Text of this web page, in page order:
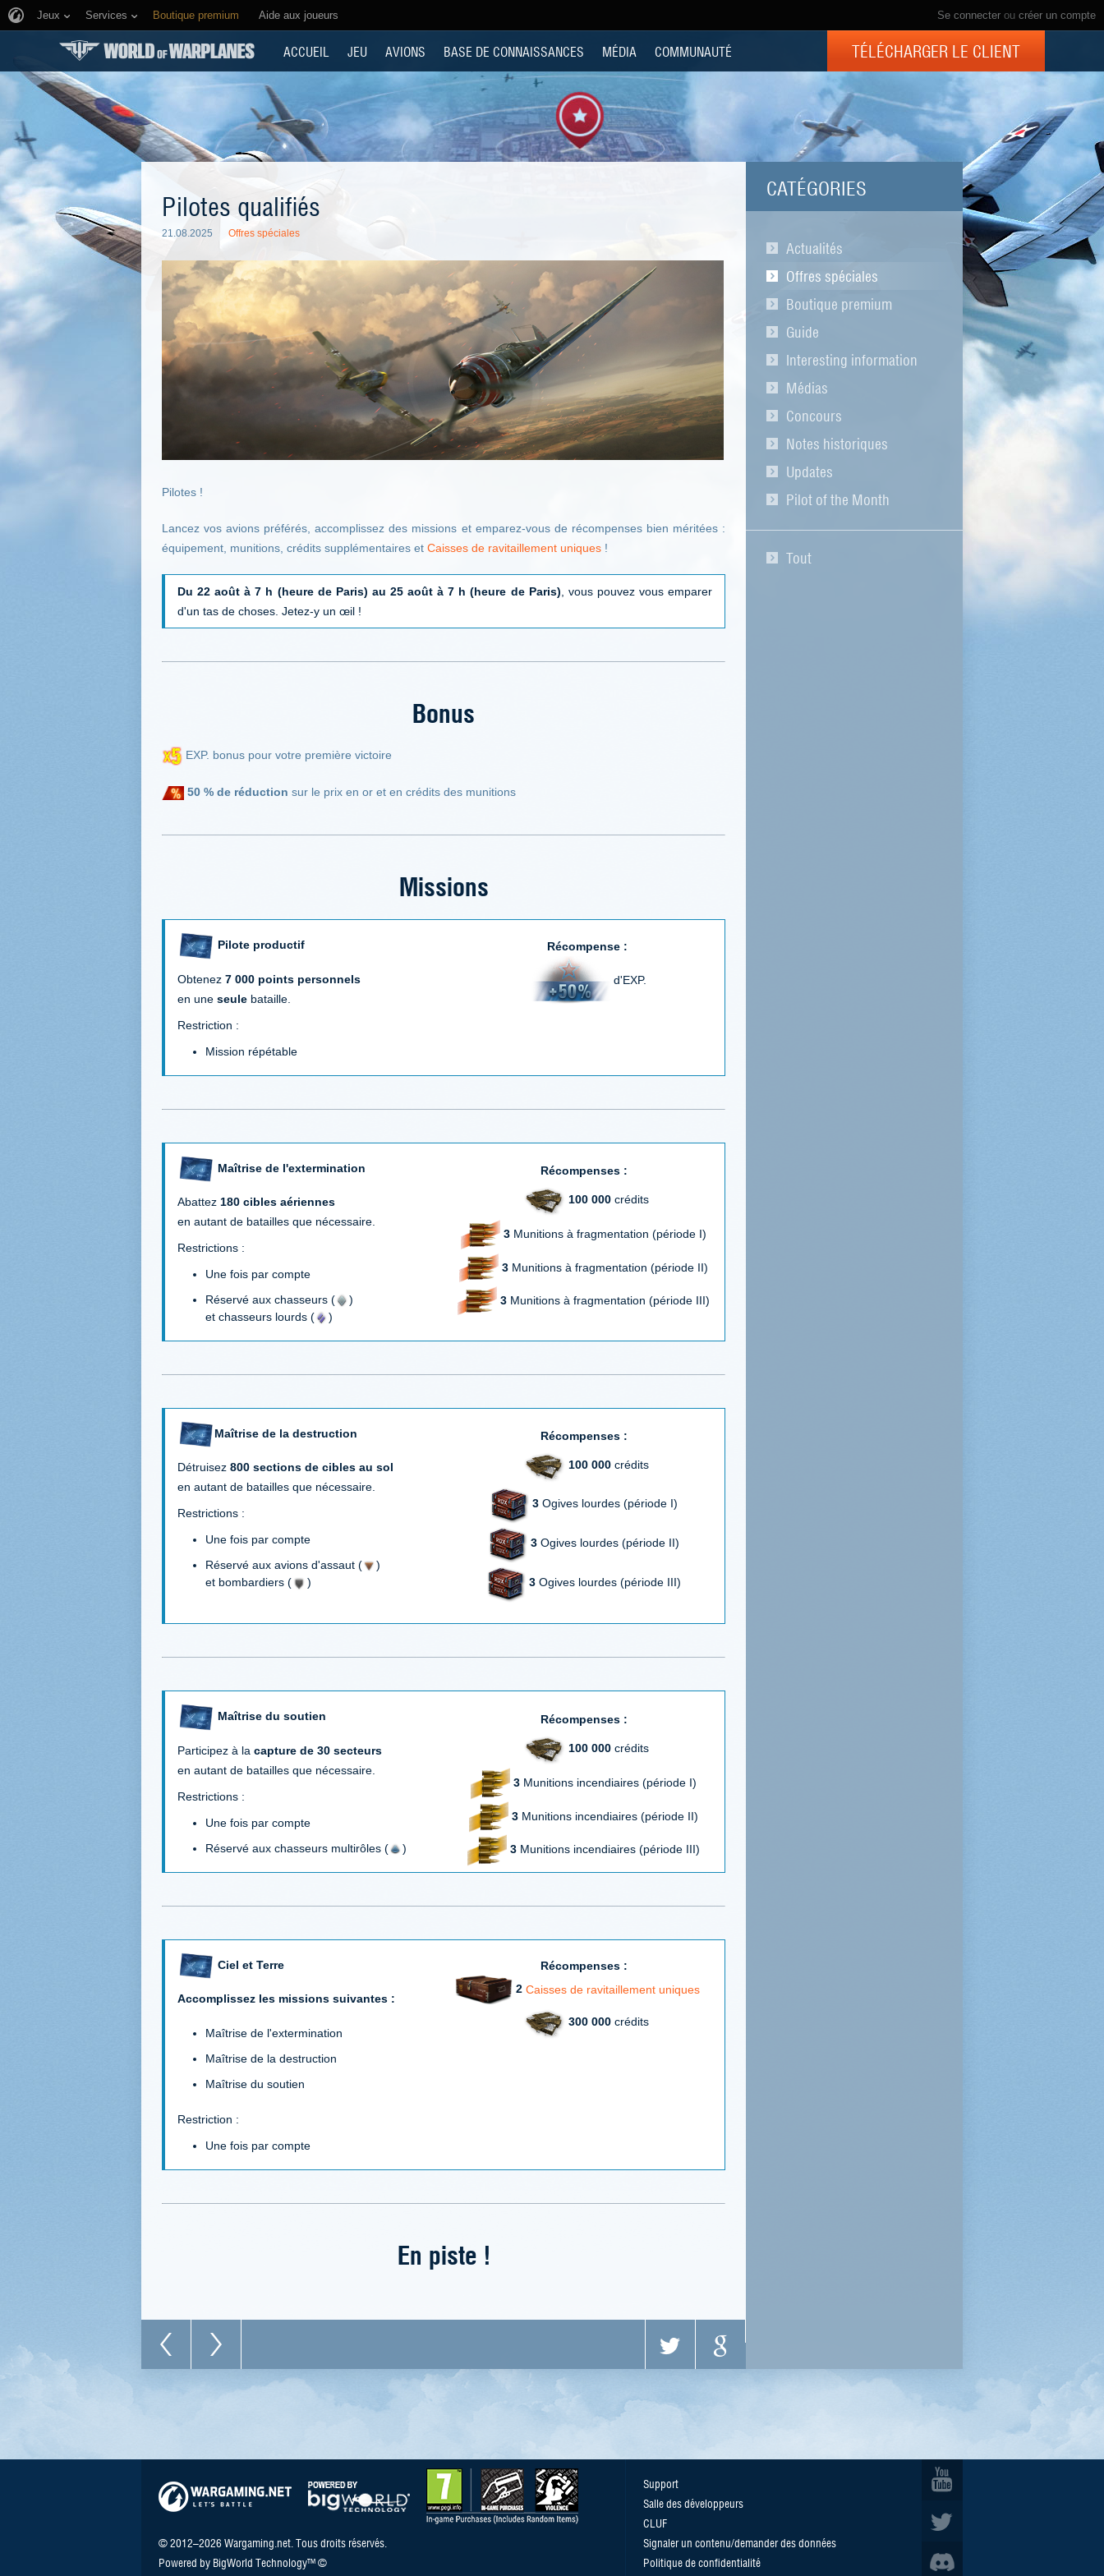
Se connecter ou créer un compte
Jeux Services Boutique premium Aide aux joueurs
ACCUEIL JEU AVIONS BASE DE CONNAISSANCES MÉDIA COMMUNAUTÉ TÉLÉCHARGER LE CLIENT
CATÉGORIES
Actualités
Offres spéciales
Boutique premium
Guide
Interesting information
Médias
Concours
Notes historiques
Updates
Pilot of the Month
Tout
Pilotes qualifiés
21.08.2025 Offres spéciales
Pilotes !
Lancez vos avions préférés, accomplissez des missions et emparez-vous de récompenses bien méritées :
équipement, munitions, crédits supplémentaires et Caisses de ravitaillement uniques !
Du 22 août à 7 h (heure de Paris) au 25 août à 7 h (heure de Paris) , vous pouvez vous emparer
d'un tas de choses. Jetez-y un œil !
Bonus
EXP. bonus pour votre première victoire
50 % de réduction sur le prix en or et en crédits des munitions
Missions
Pilote productif Récompense :
d'EXP.
Obtenez 7 000 points personnels
en une seule bataille.
Restriction :
Mission répétable
Maîtrise de l'extermination Récompenses :
100 000crédits
3 Munitions à fragmentation (période I)
3 Munitions à fragmentation (période II)
3 Munitions à fragmentation (période III)
Abattez 180 cibles aériennes
en autant de batailles que nécessaire.
Restrictions :
Une fois par compte
Réservé aux chasseurs (
)
et chasseurs lourds (
)
Maîtrise de la destruction Récompenses :
100 000crédits
3 Ogives lourdes (période I)
3 Ogives lourdes (période II)
3 Ogives lourdes (période III)
Détruisez 800 sections de cibles au sol
en autant de batailles que nécessaire.
Restrictions :
Une fois par compte
Réservé aux avions d'assaut (
)
et bombardiers (
)
Maîtrise du soutien Récompenses :
100 000crédits
3 Munitions incendiaires (période I)
3 Munitions incendiaires (période II)
3 Munitions incendiaires (période III)
Participez à la capture de 30 secteurs
en autant de batailles que nécessaire.
Restrictions :
Une fois par compte
Réservé aux chasseurs multirôles (
)
Ciel et Terre
Récompenses :
2 Caisses de ravitaillement uniques
300 000crédits
Accomplissez les missions suivantes :
Maîtrise de l'extermination
Maîtrise de la destruction
Maîtrise du soutien
Restriction :
Une fois par compte
En piste !
© 2012–2026 Wargaming.net. Tous droits réservés.
Powered by BigWorld Technology™ ©
Support
Salle des développeurs
CLUF
Signaler un contenu/demander des données
Politique de confidentialité